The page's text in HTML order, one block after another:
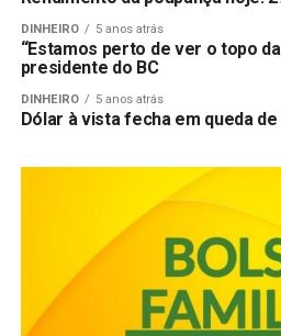
DINHEIRO 5 anos atrás
“Estamos perto de ver o topo
presidente do BC
DINHEIRO 5 anos atrás
Dólar à vista fecha em queda de